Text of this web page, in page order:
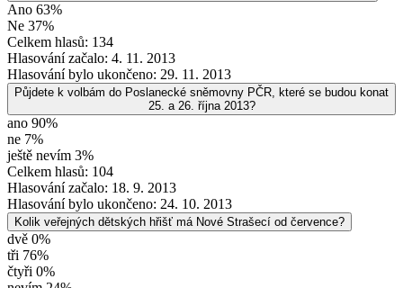
Ano 63%
Ne 37%
Celkem hlasů: 134
Hlasování začalo: 4. 11. 2013
Hlasování bylo ukončeno: 29. 11. 2013
Půjdete k volbám do Poslanecké sněmovny PČR, které se budou konat
25. a 26. října 2013?
ano 90%
ne 7%
ještě nevím 3%
Celkem hlasů: 104
Hlasování začalo: 18. 9. 2013
Hlasování bylo ukončeno: 24. 10. 2013
Kolik veřejných dětských hřišť má Nové Strašecí od července?
dvě 0%
tři 76%
čtyři 0%